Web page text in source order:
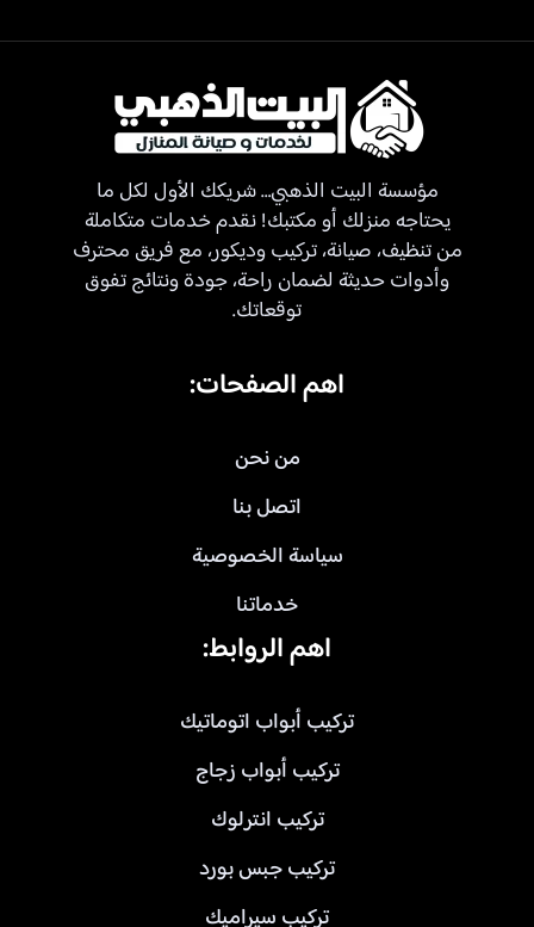
مؤسسة البيت الذهبي… شريكك الأول لكل ما
يحتاجه منزلك أو مكتبك! نقدم خدمات متكاملة
من تنظيف، صيانة، تركيب وديكور، مع فريق محترف
وأدوات حديثة لضمان راحة، جودة ونتائج تفوق
توقعاتك.
اهم الصفحات:
من نحن
اتصل بنا
سياسة الخصوصية
خدماتنا
اهم الروابط:
تركيب أبواب اتوماتيك
تركيب أبواب زجاج
تركيب انترلوك
تركيب جبس بورد
تركيب سيراميك